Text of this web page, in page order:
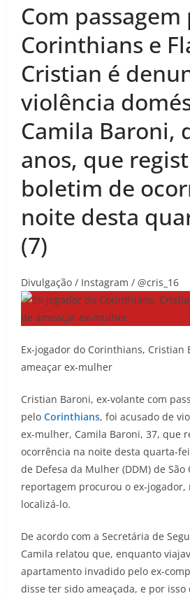
Com passagem
Corinthians e
Cristian é
violência
Camila Baroni,
anos, que
boletim de
noite desta
(7)
Divulgação / Instagram / @cris_16
Ex-jogador do Corinthians, Cristian
ameaçar ex-mulher
Cristian Baroni, ex-volante com
pelo Corinthians, foi acusado de
ex-mulher, Camila Baroni, 37, que
ocorrência na noite desta quarta-
de Defesa da Mulher (DDM) de São
reportagem procurou o ex-jogador,
localizá-lo.
De acordo com a Secretária de
Camila relatou que, enquanto
apartamento invadido pelo ex-
disse ter sido ameaçada, e por